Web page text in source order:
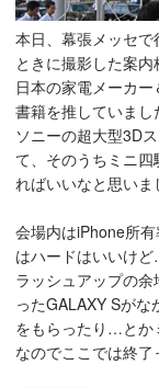
本日、幕張メッセで
ときに撮影した案内
日本の家電メーカ
書籍を推していまし
ソニーの超大型3D
て、そのうちミニ
ればいいなと思いま
会場内はiPhone所
はハードはいいけ
ラッシュアップの
ったGALAXY Sが
をもらったり…とか
なのでここでは終了